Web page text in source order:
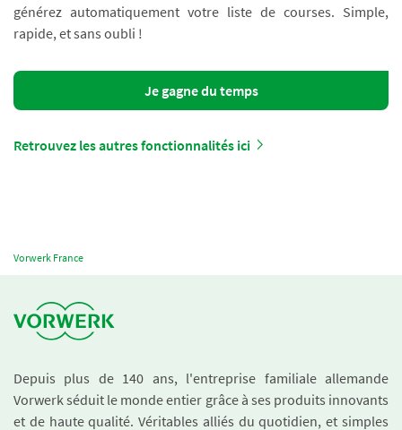
générez automatiquement votre liste de courses. Simple,
rapide, et sans oubli !
Je gagne du temps
Retrouvez les autres fonctionnalités ici
Vorwerk France
Depuis plus de 140 ans, l'entreprise familiale allemande
Vorwerk séduit le monde entier grâce à ses produits innovants
et de haute qualité. Véritables alliés du quotidien, et simples